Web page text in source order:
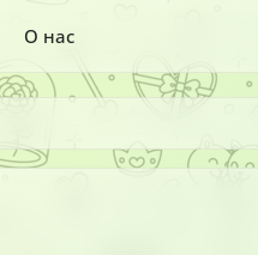
О нас